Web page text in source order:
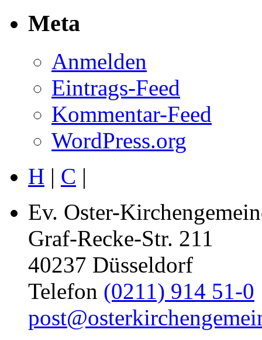
Meta
Anmelden
Eintrags-Feed
Kommentar-Feed
WordPress.org
H | C |
Ev. Oster-
Graf-Recke-Str. 211
40237 Düsseldorf
Telefon (0211) 914 51-0